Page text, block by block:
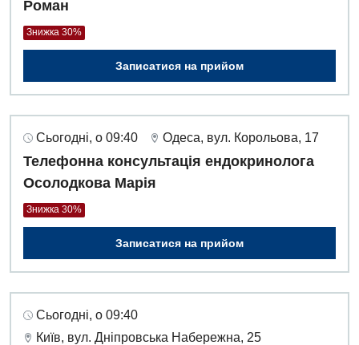
Роман
Знижка 30%
Записатися на прийом
Сьогодні, о 09:40 Одеса, вул. Корольова, 17
Телефонна консультація ендокринолога
Осолодкова Марія
Знижка 30%
Записатися на прийом
Сьогодні, о 09:40
Київ, вул. Дніпровська Набережна, 25